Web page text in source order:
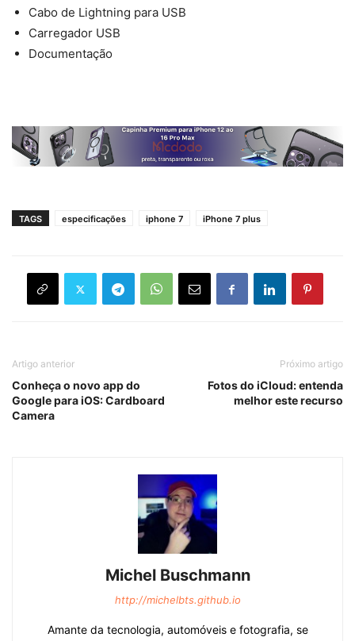
Cabo de Lightning para USB
Carregador USB
Documentação
TAGS especificações iphone 7 iPhone 7 plus
Artigo anterior
Conheça o novo app do
Google para iOS: Cardboard
Camera
Próximo artigo
Fotos do iCloud: entenda
melhor este recurso
Michel Buschmann
http://michelbts.github.io
Amante da tecnologia, automóveis e fotografia, se